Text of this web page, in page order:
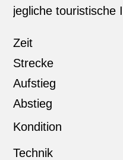
jegliche touristische
Zeit
Strecke
Aufstieg
Abstieg
Kondition
Technik